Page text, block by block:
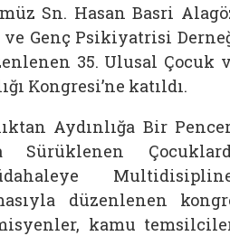
Sn. Hasan Basri
Genç Psikiyatrisi
35. Ulusal Çocuk
Kongresi’ne katıldı.
Aydınlığa Bir
Sürüklenen
düzenlenen
kamu